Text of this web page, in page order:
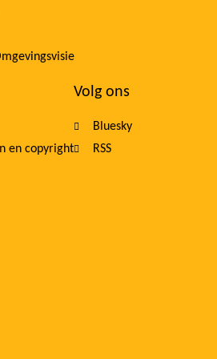
en copyright
Volg ons
Bluesky
RSS